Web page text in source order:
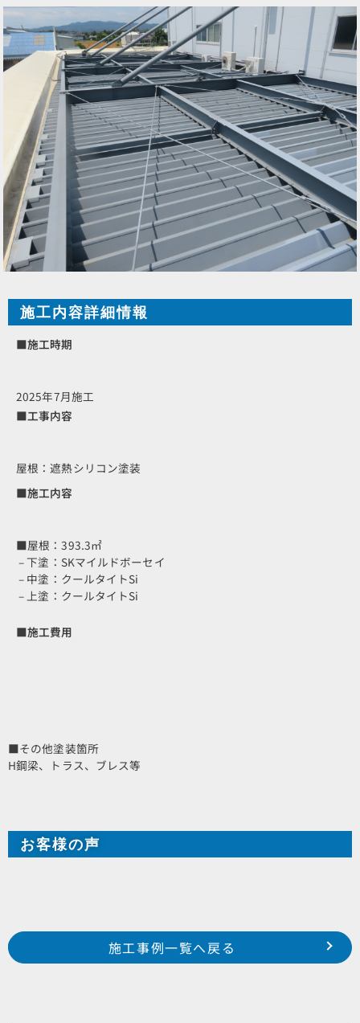
施工内容詳細情報
■施工時期
2025年7月施工
■工事内容
屋根：遮熱シリコン塗装
■施工内容
■屋根：393.3㎡
– 下塗：SKマイルドボーセイ
– 中塗：クールタイトSi
– 上塗：クールタイトSi
■施工費用
■その他塗装箇所
H鋼梁、トラス、ブレス等
お客様の声
Prev
2025年7月施工 浜松市中央区富塚町 S様邸
施工事例一覧へ戻る